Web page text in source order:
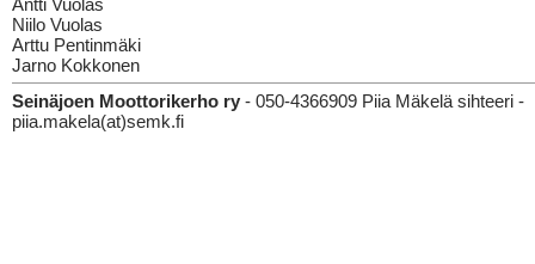
Antti Vuolas
Niilo Vuolas
Arttu Pentinmäki
Jarno Kokkonen
Seinäjoen Moottorikerho ry - 050-4366909 Piia Mäkelä sihteeri -
piia.makela(at)semk.fi